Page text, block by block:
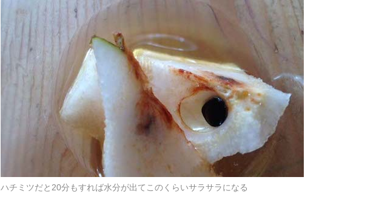
ハチミツだと20分もすれば水分が出てこのくらいサラサラになる